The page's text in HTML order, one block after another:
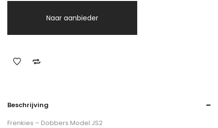
Naar aanbieder
Beschrijving
Frenkies – Dobbers Model JS2